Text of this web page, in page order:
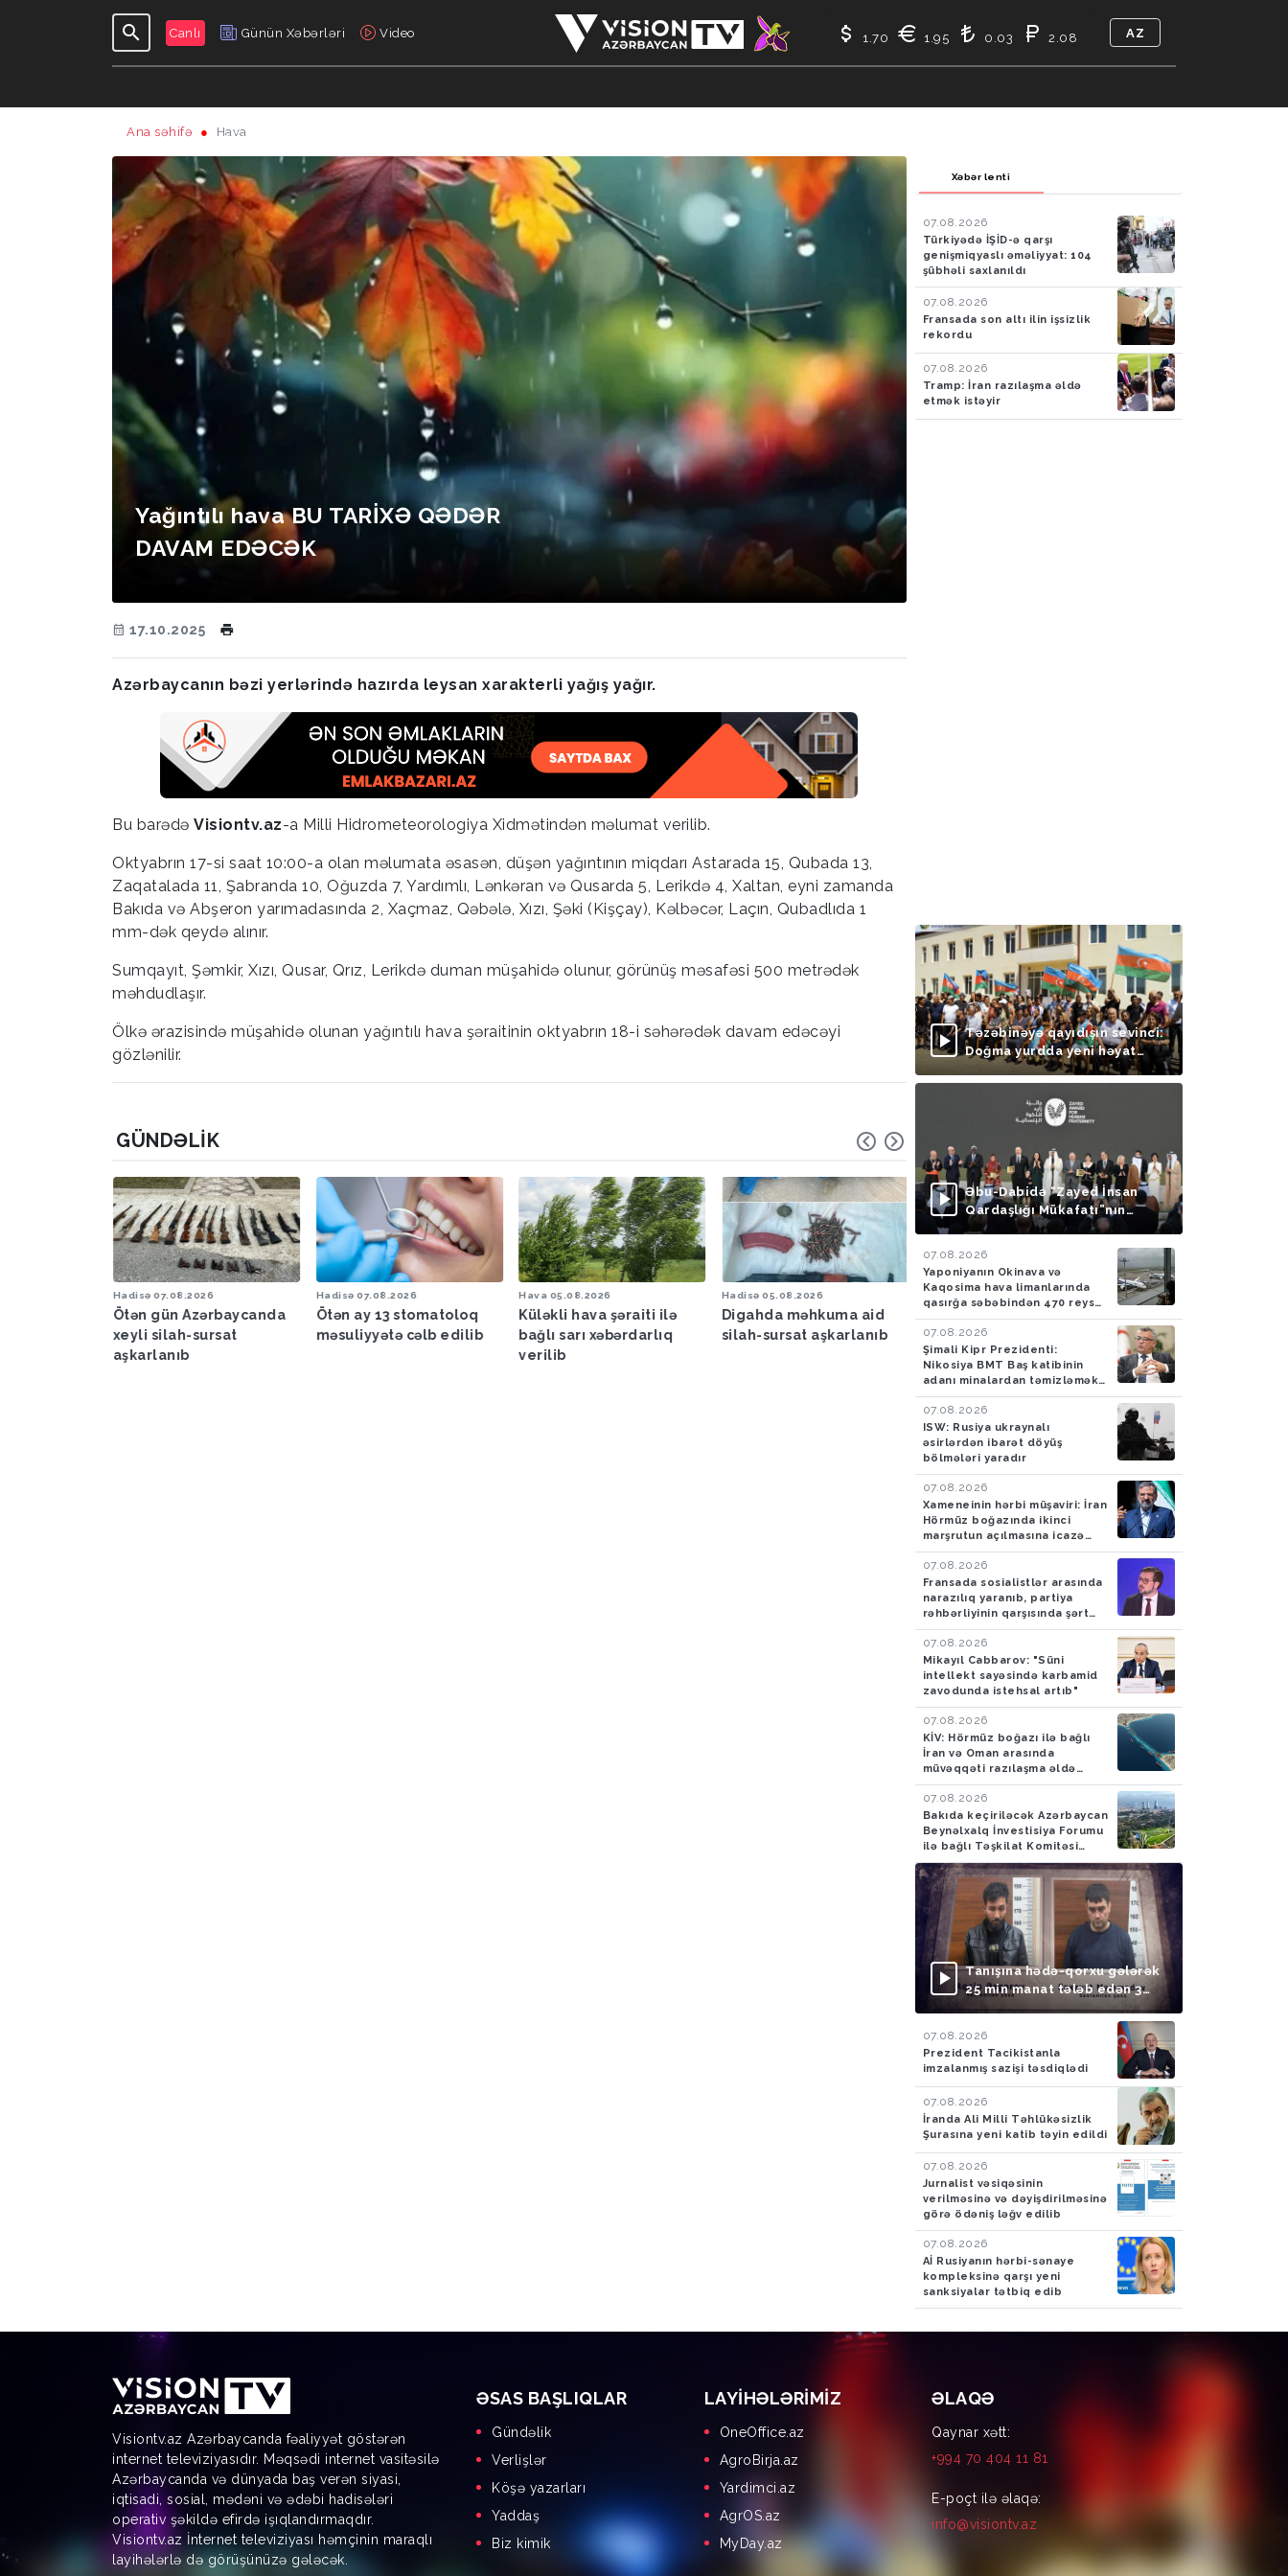
Canlı Günün Xəbərləri Video
GÜNDƏLIK
1.70 1.95 0.03 2.08 AZ
Ana səhifə Hava
Yağıntılı hava BU TARİXƏ QƏDƏR
DAVAM EDƏCƏK
17.10.2025
Azərbaycanın bəzi yerlərində hazırda leysan xarakterli yağış yağır.
Bu barədə Visiontv.az-a Milli Hidrometeorologiya Xidmətindən məlumat verilib.
Oktyabrın 17-si saat 10:00-a olan məlumata əsasən, düşən yağıntının miqdarı Astarada 15, Qubada 13,
Zaqatalada 11, Şabranda 10, Oğuzda 7, Yardımlı, Lənkəran və Qusarda 5, Lerikdə 4, Xaltan, eyni zamanda
Bakıda və Abşeron yarımadasında 2, Xaçmaz, Qəbələ, Xızı, Şəki (Kişçay), Kəlbəcər, Laçın, Qubadlıda 1
mm-dək qeydə alınır.
Sumqayıt, Şəmkir, Xızı, Qusar, Qrız, Lerikdə duman müşahidə olunur, görünüş məsafəsi 500 metrədək
məhdudlaşır.
Ölkə ərazisində müşahidə olunan yağıntılı hava şəraitinin oktyabrın 18-i səhərədək davam edəcəyi
gözlənilir.
GÜNDƏLIK
Hadisə 07.08.2026
Ötən gün Azərbaycanda
xeyli silah-sursat
aşkarlanıb
Hadisə 07.08.2026
Ötən ay 13 stomatoloq
məsuliyyətə cəlb edilib
Hava 05.08.2026
Küləkli hava şəraiti ilə
bağlı sarı xəbərdarlıq
verilib
Hadisə 05.08.2026
Digahda məhkuma aid
silah-sursat aşkarlanıb
Hava Hadisə 05.08.2026
İrandan Britaniyaya
aparan maşında 4,5
tiryək aşkarlayıblar-
FOTO
Xəbər lenti
07.08.2026
Türkiyədə İŞİD-ə qarşı
genişmiqyaslı əməliyyat: 104
şübhəli saxlanıldı
07.08.2026
Fransada son altı ilin işsizlik
rekordu
07.08.2026
Tramp: İran razılaşma əldə
etmək istəyir
Təzəbinəyə qayıdışın sevinci:
Doğma yurdda yeni həyat
başlayır
Əbu-Dabidə “Zayed İnsan
Qardaşlığı Mükafatı”nın
təqdimolunma mərasimi
07.08.2026
Yaponiyanın Okinava və
Kaqosima hava limanlarında
qasırğa səbəbindən 470 reys
ləğv edilib
07.08.2026
Şimali Kipr Prezidenti:
Nikosiya BMT Baş katibinin
adanı minalardan təmizləmək
təklifini rədd edib
07.08.2026
ISW: Rusiya ukraynalı
əsirlərdən ibarət döyüş
bölmələri yaradır
07.08.2026
Xameneinin hərbi müşaviri: İran
Hörmüz boğazında ikinci
marşrutun açılmasına icazə
verməyəcək
07.08.2026
Fransada sosialistlər arasında
narazılıq yaranıb, partiya
rəhbərliyinin qarşısında şərt
qoyulub
07.08.2026
Mikayıl Cabbarov: "Süni
intellekt sayəsində karbamid
zavodunda istehsal artıb"
07.08.2026
KİV: Hörmüz boğazı ilə bağlı
İran və Oman arasında
müvəqqəti razılaşma əldə
olunub
07.08.2026
Bakıda keçiriləcək Azərbaycan
Beynəlxalq İnvestisiya Forumu
ilə bağlı Təşkilat Komitəsi
yaradılıb
Tanışına hədə-qorxu gələrək
25 min manat tələb edən 3
nəfər saxlanılıb
07.08.2026
Prezident Tacikistanla
imzalanmış sazişi təsdiqlədi
07.08.2026
İranda Ali Milli Təhlükəsizlik
Şurasına yeni katib təyin edildi
07.08.2026
Jurnalist vəsiqəsinin
verilməsinə və dəyişdirilməsinə
görə ödəniş ləğv edilib
07.08.2026
Aİ Rusiyanın hərbi-sənaye
kompleksinə qarşı yeni
sanksiyalar tətbiq edib
Visiontv.az Azərbaycanda fəaliyyət göstərən
internet televiziyasıdır. Məqsədi internet vasitəsilə
Azərbaycanda və dünyada baş verən siyasi,
iqtisadi, sosial, mədəni və ədəbi hadisələri
operativ şəkildə efirdə işıqlandırmaqdır.
Visiontv.az İnternet televiziyası həmçinin maraqlı
layihələrlə də görüşünüzə gələcək.
ƏSAS BAŞLIQLAR
Gündəlik
Verlişlər
Köşə yazarları
Yaddaş
Biz kimik
LAYIHƏLƏRIMIZ
OneOffice.az
AgroBirja.az
Yardimci.az
AgrOS.az
MyDay.az
ƏLAQƏ
Qaynar xətt:
+994 70 404 11 81
E-poçt ilə əlaqə:
info@visiontv.az